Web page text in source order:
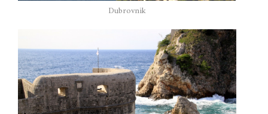
Dubrovnik